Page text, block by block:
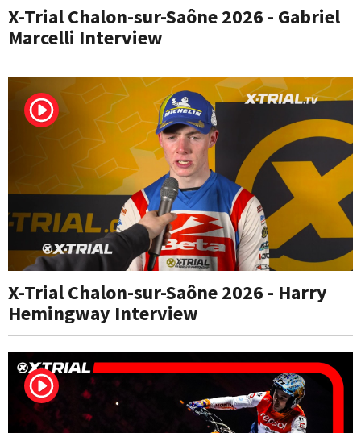
X-Trial Chalon-sur-Saône 2026 - Gabriel
Marcelli Interview
X-Trial Chalon-sur-Saône 2026 - Harry
Hemingway Interview